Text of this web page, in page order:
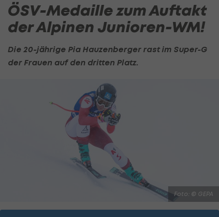
ÖSV-Medaille zum Auftakt
der Alpinen Junioren-WM!
Die 20-jährige Pia Hauzenberger rast im Super-G
der Frauen auf den dritten Platz.
Foto: © GEPA